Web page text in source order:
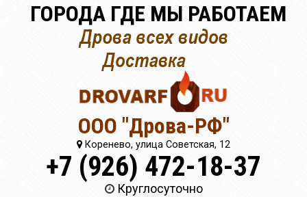
ГОРОДА ГДЕ МЫ РАБОТАЕМ
ООО "Дрова-РФ"
Коренево, улица Советская, 12
+7 (926) 472-18-37
Круглосуточно